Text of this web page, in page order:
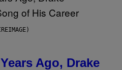
Ago, Drake